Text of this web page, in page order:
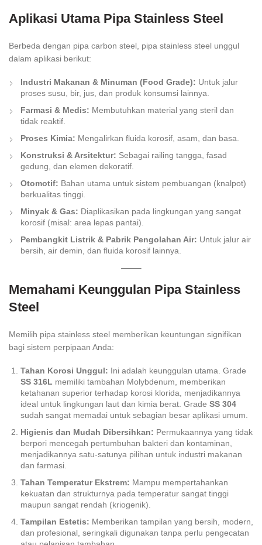
Aplikasi Utama Pipa Stainless Steel
Berbeda dengan pipa carbon steel, pipa stainless steel unggul
dalam aplikasi berikut:
Industri Makanan & Minuman (Food Grade): Untuk jalur
proses susu, bir, jus, dan produk konsumsi lainnya.
Farmasi & Medis: Membutuhkan material yang steril dan
tidak reaktif.
Proses Kimia: Mengalirkan fluida korosif, asam, dan basa.
Konstruksi & Arsitektur: Sebagai railing tangga, fasad
gedung, dan elemen dekoratif.
Otomotif: Bahan utama untuk sistem pembuangan (knalpot)
berkualitas tinggi.
Minyak & Gas: Diaplikasikan pada lingkungan yang sangat
korosif (misal: area lepas pantai).
Pembangkit Listrik & Pabrik Pengolahan Air: Untuk jalur air
bersih, air demin, dan fluida korosif lainnya.
Memahami Keunggulan Pipa Stainless
Steel
Memilih pipa stainless steel memberikan keuntungan signifikan
bagi sistem perpipaan Anda:
Tahan Korosi Unggul: Ini adalah keunggulan utama. Grade
SS 316L memiliki tambahan Molybdenum, memberikan
ketahanan superior terhadap korosi klorida, menjadikannya
ideal untuk lingkungan laut dan kimia berat. Grade SS 304
sudah sangat memadai untuk sebagian besar aplikasi umum.
Higienis dan Mudah Dibersihkan: Permukaannya yang tidak
berpori mencegah pertumbuhan bakteri dan kontaminan,
menjadikannya satu-satunya pilihan untuk industri makanan
dan farmasi.
Tahan Temperatur Ekstrem: Mampu mempertahankan
kekuatan dan strukturnya pada temperatur sangat tinggi
maupun sangat rendah (kriogenik).
Tampilan Estetis: Memberikan tampilan yang bersih, modern,
dan profesional, seringkali digunakan tanpa perlu pengecatan